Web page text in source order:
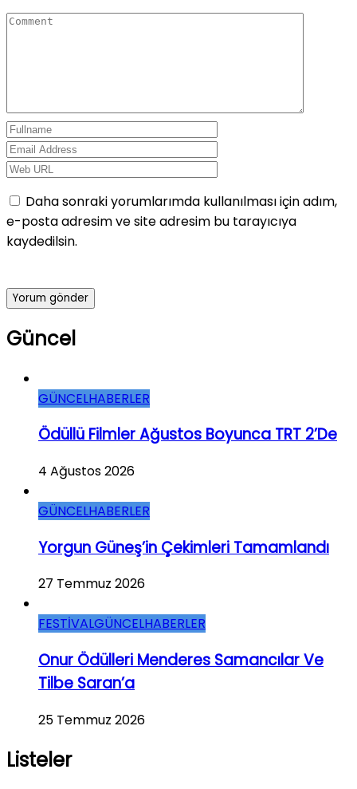
Daha sonraki yorumlarımda kullanılması için adım,
e-posta adresim ve site adresim bu tarayıcıya
kaydedilsin.
Güncel
GÜNCELHABERLER
Ödüllü Filmler Ağustos Boyunca TRT 2’de
4 Ağustos 2026
GÜNCELHABERLER
Yorgun Güneş’in Çekimleri Tamamlandı
27 Temmuz 2026
FESTİVALGÜNCELHABERLER
Onur Ödülleri Menderes Samancılar Ve
Tilbe Saran’a
25 Temmuz 2026
Listeler